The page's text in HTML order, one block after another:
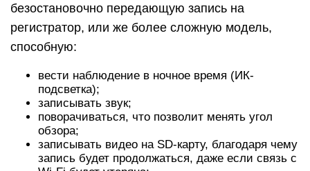
безостановочно передающую запись на
регистратор, или же более сложную модель,
способную:
вести наблюдение в ночное время (ИК-
подсветка);
записывать звук;
поворачиваться, что позволит менять угол
обзора;
записывать видео на SD-карту, благодаря чему
запись будет продолжаться, даже если связь с